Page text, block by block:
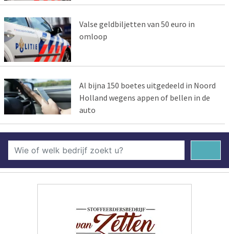
Valse geldbiljetten van 50 euro in
omloop
Al bijna 150 boetes uitgedeeld in Noord
Holland wegens appen of bellen in de
auto